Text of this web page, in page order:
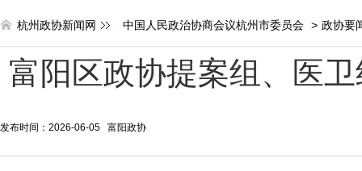
杭州政协新闻网 中国人民政治协商会议杭州市委员会 > 政协要
富阳区政协提案组、医
发布时间：2026-06-05 富阳政协